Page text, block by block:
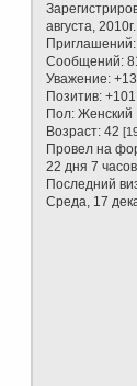
августа, 2010г.
Приглашений:
Сообщений:
Уважение:
Позитив: +101
Пол: Женский
Возраст: 42
Провел на
22 дня 7 часов
Последний
Среда, 17